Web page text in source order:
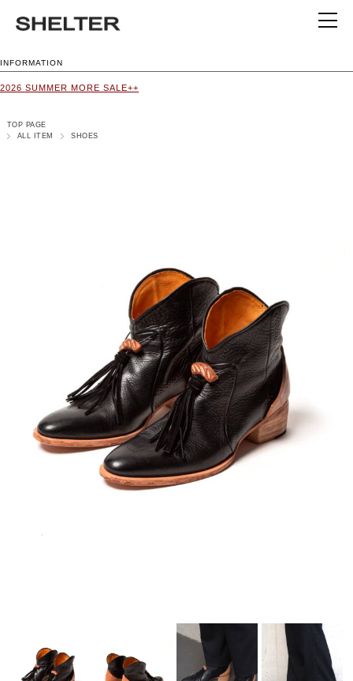
INFORMATION
2026 SUMMER MORE SALE++
TOP PAGE
ALL ITEM
SHOES